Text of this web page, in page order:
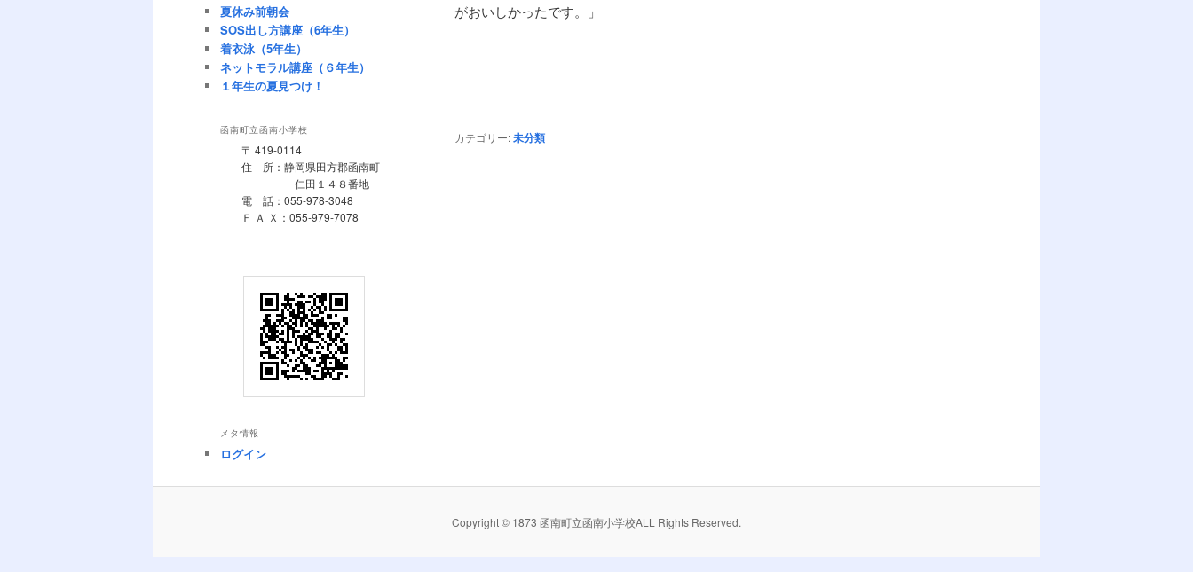
がおいしかったです。」
カテゴリー:未分類
夏休み前朝会
SOS出し方講座（6年生）
着衣泳（5年生）
ネットモラル講座（６年生）
１年生の夏見つけ！
函南町立函南小学校
〒 419-0114
住 所：静岡県田方郡函南町
仁田１４８番地
電 話：055-978-3048
Ｆ Ａ Ｘ：055-979-7078
メタ情報
ログイン
Copyright © 1873 函南町立函南小学校ALL Rights Reserved.